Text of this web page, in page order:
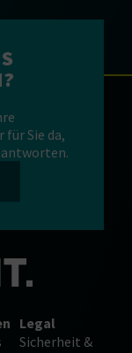
für Sie da,
Legal
Sicherheit &